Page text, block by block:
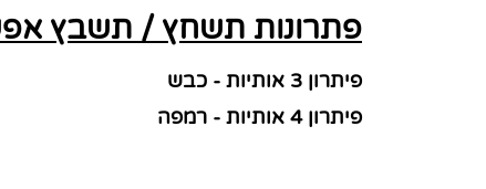
פתרונות תשחץ / תשבץ
פיתרון 3 אותיות - כבש
פיתרון 4 אותיות - רמפה